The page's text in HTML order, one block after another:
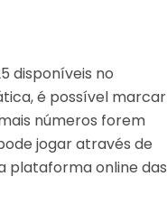
disponíveis no
é possível marcar
números forem
jogar através de
plataforma online das